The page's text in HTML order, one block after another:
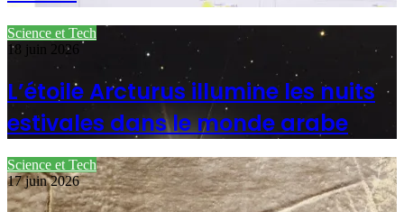
Science et Tech
18 juin 2026
L’étoile Arcturus illumine les nuits
estivales dans le monde arabe
Science et Tech
17 juin 2026